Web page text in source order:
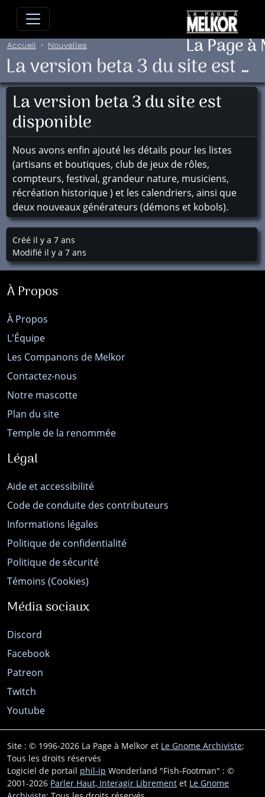
Allez directement au contenu
La Page
Accueil Nouvelles
La version beta 3 du site est disponible
La version beta 3 du site est
disponible
Nous avons enfin ajouté les détails pour les listes
(artisans et boutiques, club de jeux de rôles,
compteurs, festival, grandeur nature, musiciens,
récréation historique ) et les calendriers, ainsi que
deux nouveaux générateurs (démons et kobols).
Créé il y a 7 ans
Modifié il y a 7 ans
À Propos
À Propos
L'Équipe
Les Companons de Melkor
Contactez-nous
Notre mascotte
Plan du site
Temple de la renommée
Légal
Aide et accessibilité
Code de conduite des contributeurs
Informations légales
Politique de confidentialité
Politique de sécurité
Témoins (Cookies)
Média sociaux
Discord
Facebook
Patreon
Twitch
Youtube
Site : © 1996-2026 La Page à Melkor et Le Gnome Archiviste;
Tous les droits réservés
Logiciel de portail phil-ip Wonderland "Fish-Footman" : ©
2001-2026 Parler Haut, Interagir Librement et Le Gnome